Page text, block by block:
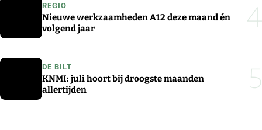
REGIO
Nieuwe werkzaamheden A12 deze maand én
volgend jaar
4
DE BILT
KNMI: juli hoort bij droogste maanden
allertijden
5